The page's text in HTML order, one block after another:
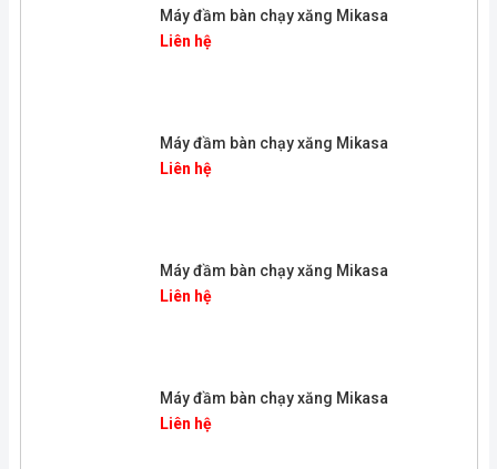
Máy đầm bàn chạy xăng Mikasa
Liên hệ
Máy đầm bàn chạy xăng Mikasa
Liên hệ
Máy đầm bàn chạy xăng Mikasa
Liên hệ
Máy đầm bàn chạy xăng Mikasa
Liên hệ